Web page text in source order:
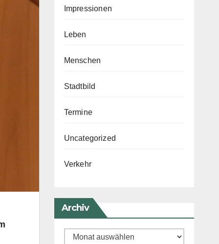
Impressionen
Leben
Menschen
Stadtbild
Termine
Uncategorized
Verkehr
Archiv
Archiv